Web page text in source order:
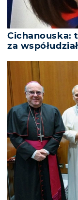
Cichanouska:
za